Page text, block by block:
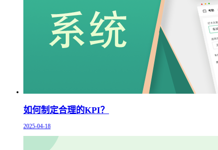
如何制定合理的KPI？
2025-04-18